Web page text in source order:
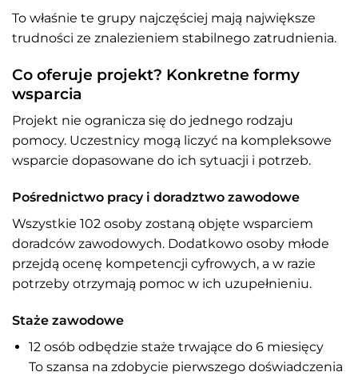
To właśnie te grupy najczęściej mają największe
trudności ze znalezieniem stabilnego zatrudnienia.
Co oferuje projekt? Konkretne formy
wsparcia
Projekt nie ogranicza się do jednego rodzaju
pomocy. Uczestnicy mogą liczyć na kompleksowe
wsparcie dopasowane do ich sytuacji i potrzeb.
Pośrednictwo pracy i doradztwo zawodowe
Wszystkie 102 osoby zostaną objęte wsparciem
doradców zawodowych. Dodatkowo osoby młode
przejdą ocenę kompetencji cyfrowych, a w razie
potrzeby otrzymają pomoc w ich uzupełnieniu.
Staże zawodowe
12 osób odbędzie staże trwające do 6 miesięcy
To szansa na zdobycie pierwszego doświadczenia